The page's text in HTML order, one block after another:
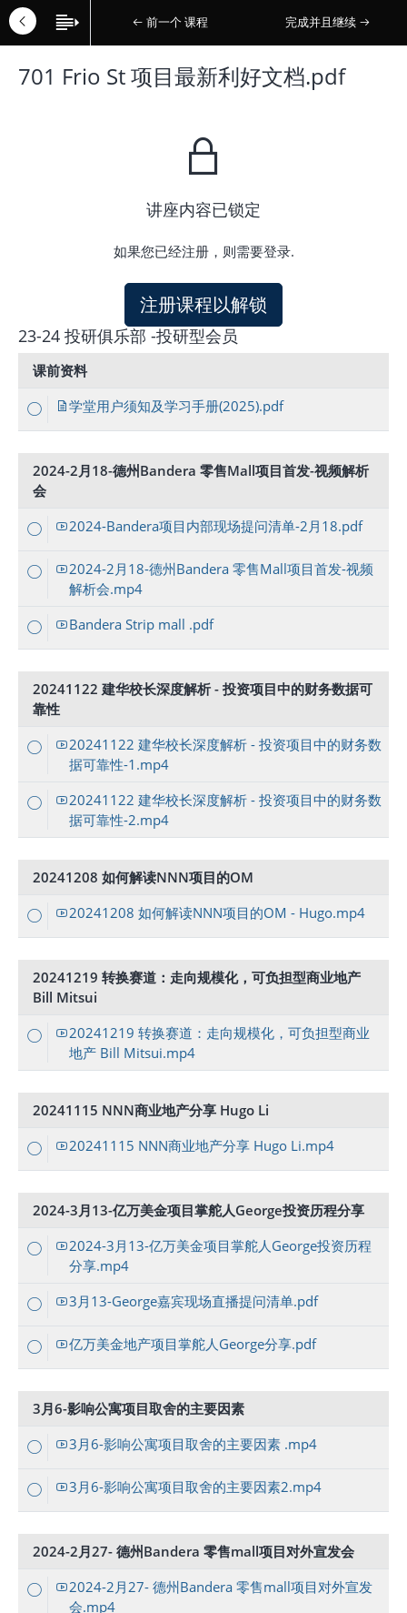
前一个 课程 完成并且继续
701 Frio St 项目最新利好文档.pdf
讲座内容已锁定
如果您已经注册，则需要登录.
注册课程以解锁
23-24 投研俱乐部 -投研型会员
课前资料
学堂用户须知及学习手册(2025).pdf
2024-2月18-德州Bandera 零售Mall项目首发-视频解析
会
2024-Bandera项目内部现场提问清单-2月18.pdf
2024-2月18-德州Bandera 零售Mall项目首发-视频
解析会.mp4
Bandera Strip mall .pdf
20241122 建华校长深度解析 - 投资项目中的财务数据可
靠性
20241122 建华校长深度解析 - 投资项目中的财务数
据可靠性-1.mp4
20241122 建华校长深度解析 - 投资项目中的财务数
据可靠性-2.mp4
20241208 如何解读NNN项目的OM
20241208 如何解读NNN项目的OM - Hugo.mp4
20241219 转换赛道：走向规模化，可负担型商业地产
Bill Mitsui
20241219 转换赛道：走向规模化，可负担型商业
地产 Bill Mitsui.mp4
20241115 NNN商业地产分享 Hugo Li
20241115 NNN商业地产分享 Hugo Li.mp4
2024-3月13-亿万美金项目掌舵人George投资历程分享
2024-3月13-亿万美金项目掌舵人George投资历程
分享.mp4
3月13-George嘉宾现场直播提问清单.pdf
亿万美金地产项目掌舵人George分享.pdf
3月6-影响公寓项目取舍的主要因素
3月6-影响公寓项目取舍的主要因素 .mp4
3月6-影响公寓项目取舍的主要因素2.mp4
2024-2月27- 德州Bandera 零售mall项目对外宣发会
2024-2月27- 德州Bandera 零售mall项目对外宣发
会.mp4